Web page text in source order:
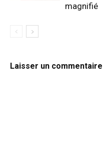
magnifié
Laisser un commentaire